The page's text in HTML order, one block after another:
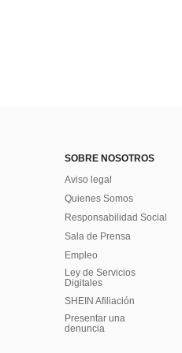
SOBRE NOSOTROS
Aviso legal
Quienes Somos
Responsabilidad Social
Sala de Prensa
Empleo
Ley de Servicios
Digitales
SHEIN Afiliación
Presentar una
denuncia